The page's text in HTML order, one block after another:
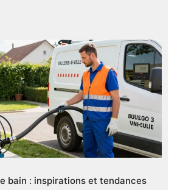
bain : inspirations et tendances